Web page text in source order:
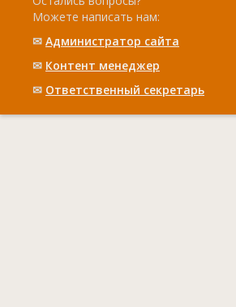
Можете написать нам:
✉ Администратор сайта
✉ Контент менеджер
✉ Ответственный cекретарь